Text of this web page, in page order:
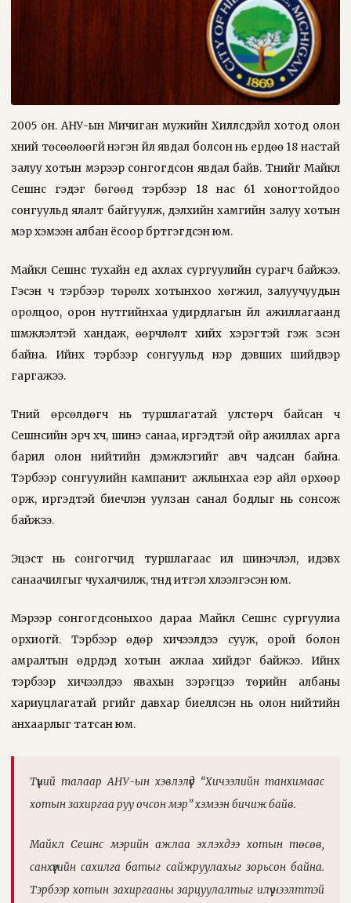
2005 он. АНУ-ын Мичиган мужийн Хиллсдэйл хотод олон
хүний төсөөлөөгүй нэгэн үйл явдал болсон нь ердөө 18 настай
залуу хотын мэрээр сонгогдсон явдал байв. Түүнийг Майкл
Сешнс гэдэг бөгөөд тэрбээр 18 нас 61 хоногтойдоо
сонгуульд ялалт байгуулж, дэлхийн хамгийн залуу хотын
мэр хэмээн албан ёсоор бүртгэгдсэн юм.
Майкл Сешнс тухайн үед ахлах сургуулийн сурагч байжээ.
Гэсэн ч тэрбээр төрөлх хотынхоо хөгжил, залуучуудын
оролцоо, орон нутгийнхаа удирдлагын үйл ажиллагаанд
шүүмжлэлтэй хандаж, өөрчлөлт хийх хэрэгтэй гэж үзсэн
байна. Ийнхүү тэрбээр сонгуульд нэр дэвших шийдвэр
гаргажээ.
Түүний өрсөлдөгч нь туршлагатай улстөрч байсан ч
Сешнсийн эрч хүч, шинэ санаа, иргэдтэй ойр ажиллах арга
барил олон нийтийн дэмжлэгийг авч чадсан байна.
Тэрбээр сонгуулийн кампанит ажлынхаа үеэр айл өрхөөр
орж, иргэдтэй биечлэн уулзан санал бодлыг нь сонсож
байжээ.
Эцэст нь сонгогчид туршлагаас илүү шинэчлэл, идэвх
санаачилгыг чухалчилж, түүнд итгэл хүлээлгэсэн юм.
Мэрээр сонгогдсоныхоо дараа Майкл Сешнс сургуулиа
орхиогүй. Тэрбээр өдөр хичээлдээ сууж, орой болон
амралтын өдрүүдэд хотын ажлаа хийдэг байжээ. Ийнхүү
тэрбээр хичээлдээ явахын зэрэгцээ төрийн албаны
хариуцлагатай үүргийг давхар биелүүлсэн нь олон нийтийн
анхаарлыг татсан юм.
Түүний талаар АНУ-ын хэвлэлүүд “Хичээлийн танхимаас
хотын захиргаа руу очсон мэр” хэмээн бичиж байв.
Майкл Сешнс мэрийн ажлаа эхлэхдээ хотын төсөв,
санхүүгийн сахилга батыг сайжруулахыг зорьсон байна.
Тэрбээр хотын захиргааны зарцуулалтыг илүү нээлттэй